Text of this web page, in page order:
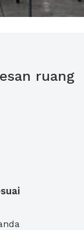
ruang